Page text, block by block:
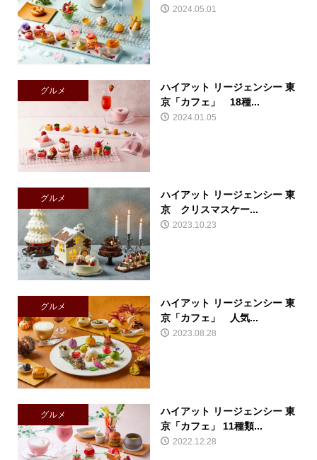
2024.05.01
グルメ
ハイアット リージェンシー 東
京「カフェ」 18種...
2024.01.05
グルメ
ハイアット リージェンシー 東
京 クリスマスケー...
2023.10.23
グルメ
ハイアット リージェンシー 東
京「カフェ」 人気...
2023.08.28
グルメ
ハイアット リージェンシー 東
京「カフェ」 11種類...
2022.12.28